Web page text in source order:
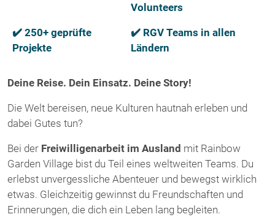
Volunteers
✔️ 250+ geprüfte
Projekte
✔️ RGV Teams in allen
Ländern
Deine Reise. Dein Einsatz. Deine Story!
Die Welt bereisen, neue Kulturen hautnah erleben und
dabei Gutes tun?
Bei der Freiwilligenarbeit im Ausland mit Rainbow
Garden Village bist du Teil eines weltweiten Teams. Du
erlebst unvergessliche Abenteuer und bewegst wirklich
etwas. Gleichzeitig gewinnst du Freundschaften und
Erinnerungen, die dich ein Leben lang begleiten.